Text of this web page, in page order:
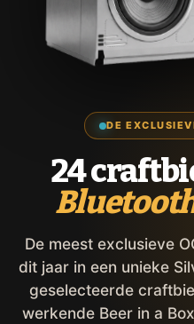
DE
24
De meest exclusieve
dit jaar in een unieke
geselecteerde
werkende Beer in a